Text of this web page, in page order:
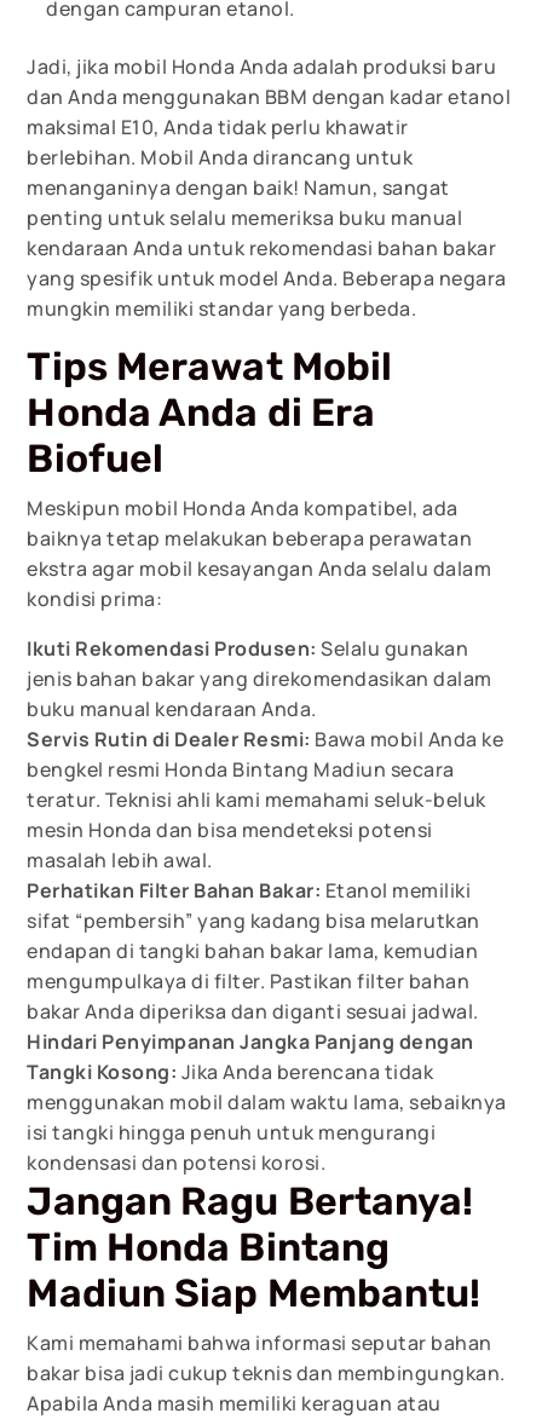
dengan campuran etanol.
Jadi, jika mobil Honda Anda adalah produksi baru
dan Anda menggunakan BBM dengan kadar etanol
maksimal E10, Anda tidak perlu khawatir
berlebihan. Mobil Anda dirancang untuk
menanganinya dengan baik! Namun, sangat
penting untuk selalu memeriksa buku manual
kendaraan Anda untuk rekomendasi bahan bakar
yang spesifik untuk model Anda. Beberapa negara
mungkin memiliki standar yang berbeda.
Tips Merawat Mobil
Honda Anda di Era
Biofuel
Meskipun mobil Honda Anda kompatibel, ada
baiknya tetap melakukan beberapa perawatan
ekstra agar mobil kesayangan Anda selalu dalam
kondisi prima:
Ikuti Rekomendasi Produsen: Selalu gunakan
jenis bahan bakar yang direkomendasikan dalam
buku manual kendaraan Anda.
Servis Rutin di Dealer Resmi: Bawa mobil Anda ke
bengkel resmi Honda Bintang Madiun secara
teratur. Teknisi ahli kami memahami seluk-beluk
mesin Honda dan bisa mendeteksi potensi
masalah lebih awal.
Perhatikan Filter Bahan Bakar: Etanol memiliki
sifat “pembersih” yang kadang bisa melarutkan
endapan di tangki bahan bakar lama, kemudian
mengumpulkaya di filter. Pastikan filter bahan
bakar Anda diperiksa dan diganti sesuai jadwal.
Hindari Penyimpanan Jangka Panjang dengan
Tangki Kosong: Jika Anda berencana tidak
menggunakan mobil dalam waktu lama, sebaiknya
isi tangki hingga penuh untuk mengurangi
kondensasi dan potensi korosi.
Jangan Ragu Bertanya!
Tim Honda Bintang
Madiun Siap Membantu!
Kami memahami bahwa informasi seputar bahan
bakar bisa jadi cukup teknis dan membingungkan.
Apabila Anda masih memiliki keraguan atau